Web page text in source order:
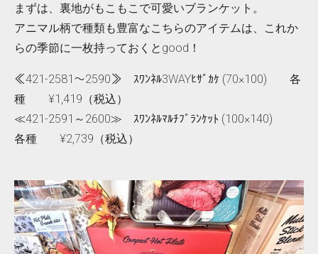
まずは、裏地がもこもこで可愛いブランケット。
アニマル柄で種類も豊富なこちらのアイテムは、これか
らの季節に一枚持っておくとgood！
≪421-2581～2590≫ ｽﾜﾝﾈﾙ3WAYﾋｻﾞｶｹ (70×100) 各
種 ¥1,419（税込）
≪421-2591～2600≫ ｽﾜﾝﾈﾙﾏﾙﾁﾌﾞﾗﾝｹｯﾄ (100×140)
各種 ¥2,739（税込）